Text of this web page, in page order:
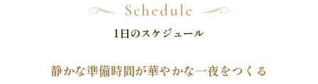
Schedule
1日のスケジュール
静かな準備時間が華やかな一夜をつくる